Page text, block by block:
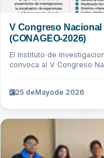
V Congreso Nacional
(CONAGEO-2026)
El Instituto de
convoca al V Congreso
25 deMayode 2026